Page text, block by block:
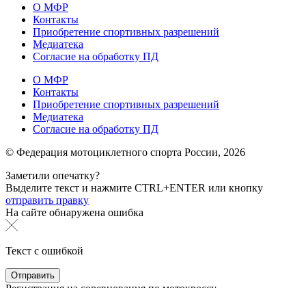
О МФР
Контакты
Приобретение спортивных разрешений
Медиатека
Согласие на обработку ПД
О МФР
Контакты
Приобретение спортивных разрешений
Медиатека
Согласие на обработку ПД
© Федерация мотоциклетного спорта России, 2026
Заметили опечатку?
Выделите текст и нажмите CTRL+ENTER или кнопку
отправить правку
На сайте обнаружена ошибка
Текст с ошибкой